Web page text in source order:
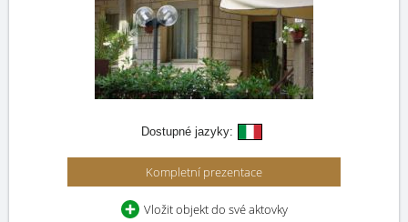
Dostupné jazyky:
Kompletní prezentace
Vložit objekt do své aktovky